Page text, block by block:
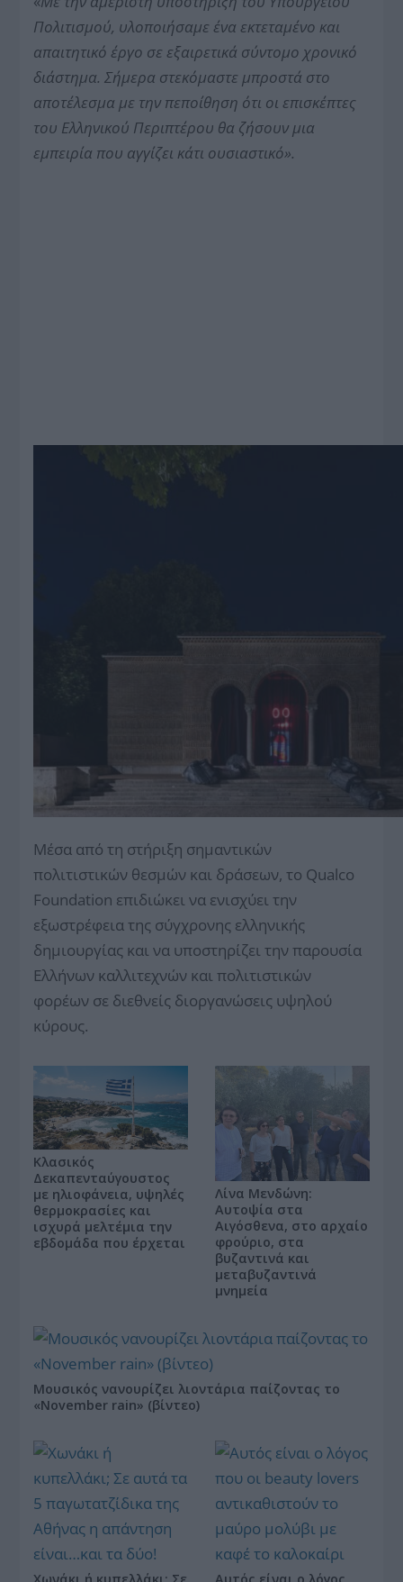
Πολιτισμού, υλοποιήσαμε ένα εκτεταμένο και
απαιτητικό έργο σε εξαιρετικά σύντομο χρονικό
διάστημα. Σήμερα στεκόμαστε μπροστά στο
αποτέλεσμα με την πεποίθηση ότι οι επισκέπτες
του Ελληνικού Περιπτέρου θα ζήσουν μια
εμπειρία που αγγίζει κάτι ουσιαστικό».
Μέσα από τη στήριξη σημαντικών
πολιτιστικών θεσμών και δράσεων, το Qualco
Foundation επιδιώκει να ενισχύει την
εξωστρέφεια της σύγχρονης ελληνικής
δημιουργίας και να υποστηρίζει την παρουσία
Ελλήνων καλλιτεχνών και πολιτιστικών
φορέων σε διεθνείς διοργανώσεις υψηλού
κύρους.
Κλασικός
Δεκαπενταύγουστος
με ηλιοφάνεια, υψηλές
θερμοκρασίες και
ισχυρά μελτέμια την
εβδομάδα που έρχεται
Λίνα Μενδώνη:
Αυτοψία στα
Αιγόσθενα, στο αρχαίο
φρούριο, στα
βυζαντινά και
μεταβυζαντινά
μνημεία
Μουσικός νανουρίζει λιοντάρια παίζοντας το
«November rain» (βίντεο)